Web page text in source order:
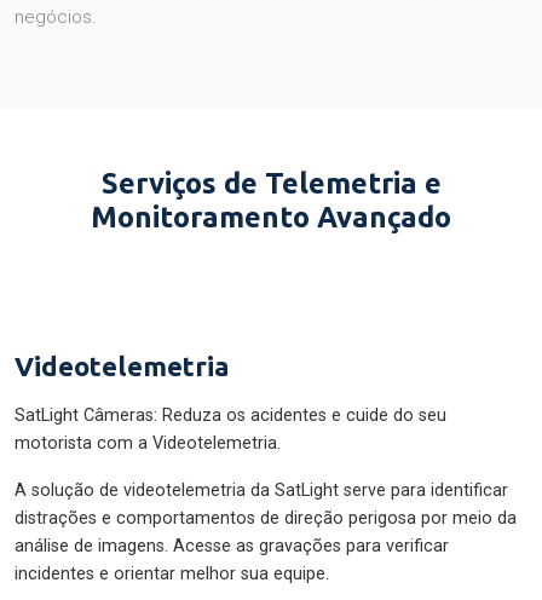
negócios.
Serviços de Telemetria e
Monitoramento Avançado
Videotelemetria
SatLight Câmeras: Reduza os acidentes e cuide do seu
motorista com a Videotelemetria.
A solução de videotelemetria da SatLight serve para identificar
distrações e comportamentos de direção perigosa por meio da
análise de imagens. Acesse as gravações para verificar
incidentes e orientar melhor sua equipe.